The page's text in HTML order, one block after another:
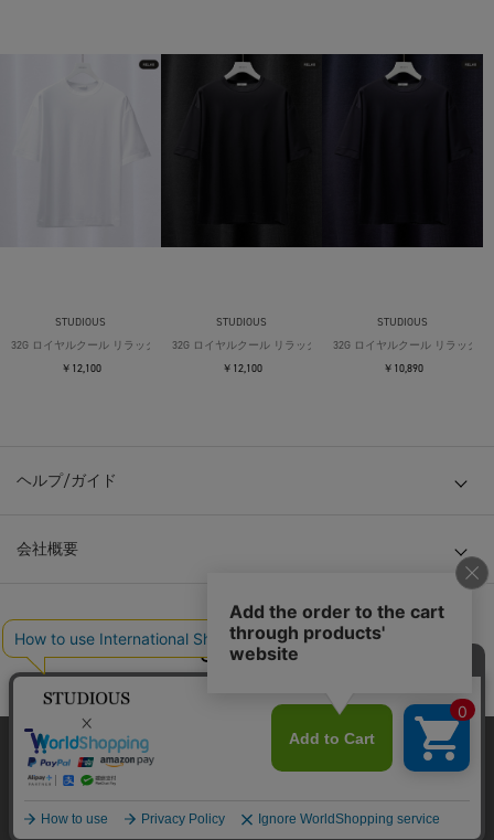
STUDIOUS
32G ロイヤルクール リラックスTシャツ
￥12,100
STUDIOUS
32G ロイヤルクール リラックスTシャツ
￥12,100
STUDIOUS
32G ロイヤルクール リラックス
￥10,890
ヘルプ/ガイド
会社概要
© TOKYO BASE CO., LTD
当サイトはクッキー(cookie)を使用します。クッキーはサイト内
の一部の機能および、サイトの使用状況の分析からマーケティ
ング活動に利用することを目的としています。
プライバシーポリシーはこちら